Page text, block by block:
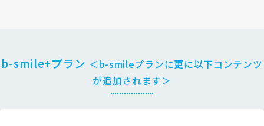
b-smile+プラン ＜b-smileプランに更に以下コンテンツ
が追加されます＞